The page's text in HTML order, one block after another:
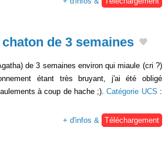
de 3 semaines
de 3 semaines environ qui miaule (cri ?)
étant très bruyant, j'ai été obligé
à coup de hache ;).Catégorie UCS :
+ d'infos & Téléchargement